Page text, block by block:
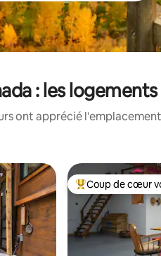
: les
ont apprécié
les plus aimés Coup de cœur
Coup de cœur